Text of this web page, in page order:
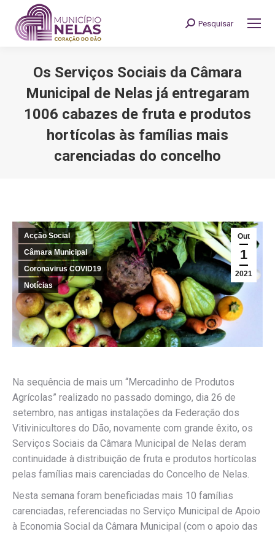
Search:
Pesquisar
Os Serviços Sociais da Câmara
Municipal de Nelas já entregaram
1006 cabazes de fruta e produtos
hortícolas às famílias mais
carenciadas do concelho
Out
1
2021
Acção Social
Câmara Municipal
Coronavirus COVID19
Notícias
Na sequência de mais um “Mercadinho de Produtos
Agrícolas” realizado no passado domingo, dia 26 de
setembro, nas antigas instalações da Federação dos
Vitivinicultores do Dão, novamente com grande êxito, os
Serviços Sociais da Câmara Municipal de Nelas deram
continuidade à distribuição de fruta e produtos hortícolas
pelas famílias mais carenciadas do Concelho de Nelas.
Nesta semana foram beneficiadas mais 10 famílias
carenciadas, referenciadas no Serviço Municipal de Apoio
à Economia Social da Câmara Municipal (com o apoio das